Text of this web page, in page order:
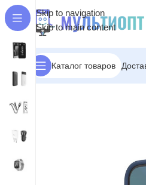
Skip to navigation
Skip to main content
Каталог товаров